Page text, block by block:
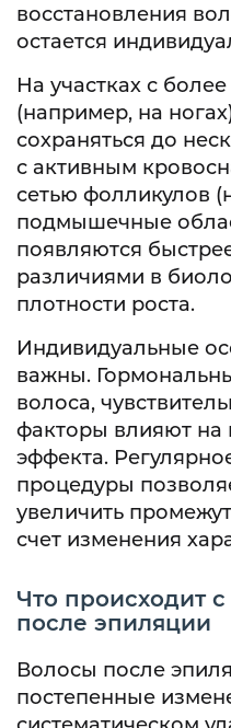
восстановления
остается
На участках с
(например, на
сохраняться до
с активным
сетью фолликулов
подмышечные
появляются
различиями в
плотности роста.
Индивидуальные
важны.
волоса,
факторы влияют на
эффекта.
процедуры
увеличить
счет изменения
Что происходит
после эпиляции
Волосы после
постепенные